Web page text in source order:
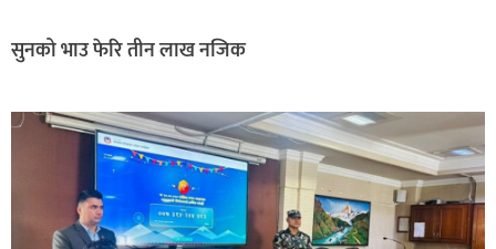
सुनको भाउ फेरि तीन लाख नजिक